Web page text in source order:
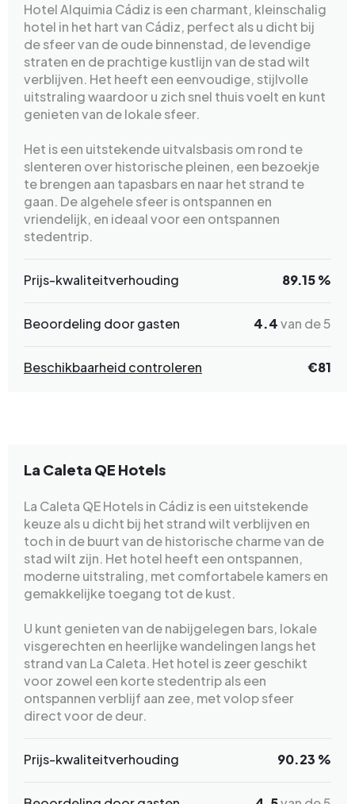
Hotel Alquimia Cádiz is een charmant, kleinschalig
hotel in het hart van Cádiz, perfect als u dicht bij
de sfeer van de oude binnenstad, de levendige
straten en de prachtige kustlijn van de stad wilt
verblijven. Het heeft een eenvoudige, stijlvolle
uitstraling waardoor u zich snel thuis voelt en kunt
genieten van de lokale sfeer.
Het is een uitstekende uitvalsbasis om rond te
slenteren over historische pleinen, een bezoekje
te brengen aan tapasbars en naar het strand te
gaan. De algehele sfeer is ontspannen en
vriendelijk, en ideaal voor een ontspannen
stedentrip.
Prijs-kwaliteitverhouding 89.15 %
Beoordeling door gasten 4.4van de 5
Beschikbaarheid controleren €81
La Caleta QE Hotels
La Caleta QE Hotels in Cádiz is een uitstekende
keuze als u dicht bij het strand wilt verblijven en
toch in de buurt van de historische charme van de
stad wilt zijn. Het hotel heeft een ontspannen,
moderne uitstraling, met comfortabele kamers en
gemakkelijke toegang tot de kust.
U kunt genieten van de nabijgelegen bars, lokale
visgerechten en heerlijke wandelingen langs het
strand van La Caleta. Het hotel is zeer geschikt
voor zowel een korte stedentrip als een
ontspannen verblijf aan zee, met volop sfeer
direct voor de deur.
Prijs-kwaliteitverhouding 90.23 %